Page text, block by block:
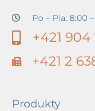
Po – Pia: 8:00 –
+421
+421 2
Produkty